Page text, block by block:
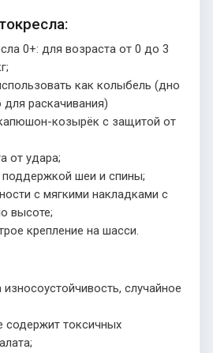
0+: для возраста от 0 до 3
как колыбель (дно
раскачивания)
козырёк с защитой от
от удара;
шеи и спины;
с мягкими накладками с
высоте;
крепление на шасси.
случайное
содержит токсичных